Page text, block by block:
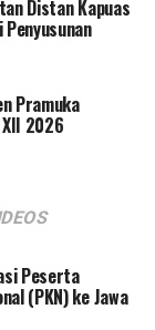
UPZ
0
Distan Kapuas
Pramuka
2026
Peserta
(PKN) ke Jawa